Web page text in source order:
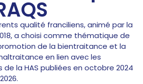
qualité franciliens, animé par la
a choisi comme thématique de
de la bientraitance et la
en lien avec les
la HAS publiées en octobre 2024